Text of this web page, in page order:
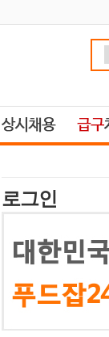
로그인